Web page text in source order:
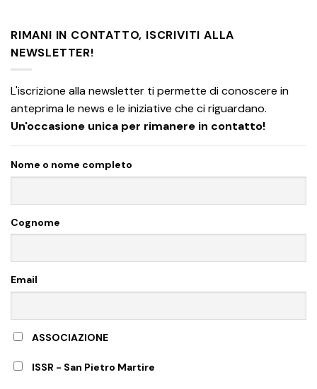
RIMANI IN CONTATTO, ISCRIVITI ALLA
NEWSLETTER!
L'iscrizione alla newsletter ti permette di conoscere in
anteprima le news e le iniziative che ci riguardano.
Un'occasione unica per rimanere in contatto!
Nome o nome completo
Cognome
Email
ASSOCIAZIONE
ISSR - San Pietro Martire